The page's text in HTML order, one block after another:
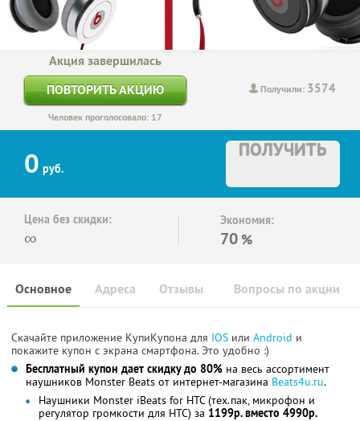
Получили: 3574
Акция завершилась
ПОВТОРИТЬ АКЦИЮ
Человек проголосовало: 17
0 руб.
ПОЛУЧИТЬ
Цена без скидки:
∞
Экономия:
70 %
Основное Отзывы Вопросы по акции
Адреса
Скачайте приложение КупиКупона для IOS или Android и
покажите купон с экрана смартфона. Это удобно :)
Бесплатный купон дает скидку до 80% на весь ассортимент
наушников Monster Beats от интернет-магазина Beats4u.ru.
Наушники Monster iBeats for HTC (тех.пак, микрофон и
регулятор громкости для HTC) за 1199р. вместо 4990р.